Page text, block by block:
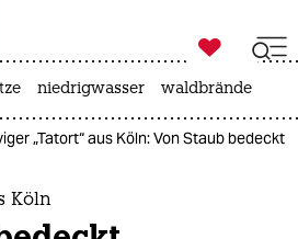
zahl ich
ich

taz zahl ich
niedrigwasser waldbrände
„Tatort“ aus Köln: Von Staub bedeckt
Köln